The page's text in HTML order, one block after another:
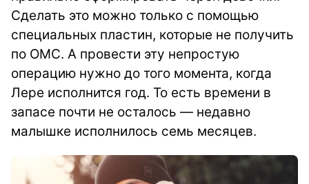
Сделать это можно только с помощью
специальных пластин, которые не получить
по ОМС. А провести эту непростую
операцию нужно до того момента, когда
Лере исполнится год. То есть времени в
запасе почти не осталось — недавно
малышке исполнилось семь месяцев.